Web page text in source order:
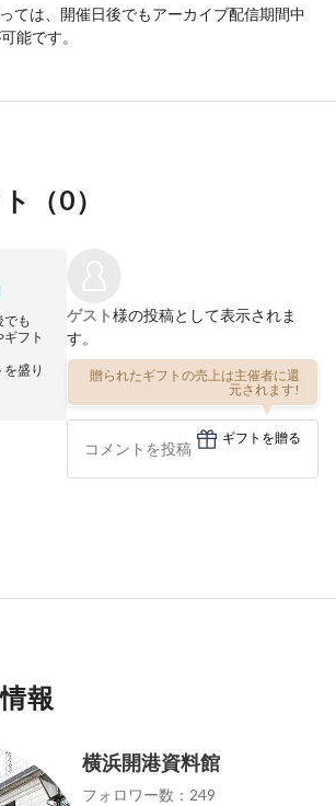
ては、開催日後でもアーカイブ配信期間中
能です。
（0）
でも
フト
盛り
ゲスト様の投稿として表示されま
す。
贈られたギフトの売上は主催者に還
元されます!
ギフトを贈る
報
横浜開港資料館
フォロワー数：249